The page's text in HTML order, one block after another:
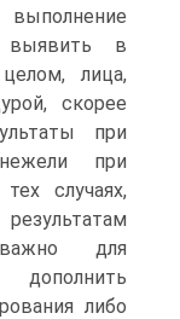
выявить в
лица,
скорее
при
при
случаях,
для
дополнить
либо